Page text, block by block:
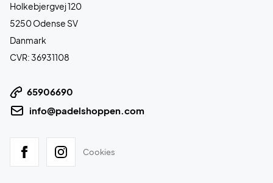
Holkebjergvej 120
5250 Odense SV
Danmark
CVR: 36931108
65906690
info@padelshoppen.com
Cookies